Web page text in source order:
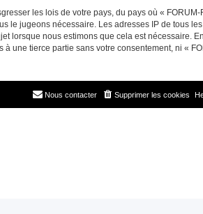
les lois de votre pays, du pays où « FORUM-
le jugeons nécessaire. Les adresses IP de tous
lorsque nous estimons que cela est nécessaire.
une tierce partie sans votre consentement, ni «
Supprimer les cookies
Nous contacter